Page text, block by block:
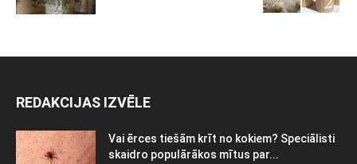
REDAKCIJAS IZVĒLE
Vai ērces tiešām krīt no kokiem? Speciālisti
skaidro populārākos mītus par...